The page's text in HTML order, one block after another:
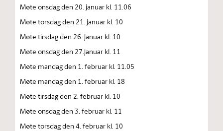
Møte onsdag den 20. januar kl. 11.06
Møte torsdag den 21. januar kl. 10
Møte tirsdag den 26. januar kl. 10
Møte onsdag den 27.januar kl. 11
Møte mandag den 1. februar kl. 11.05
Møte mandag den 1. februar kl. 18
Møte tirsdag den 2. februar kl. 10
Møte onsdag den 3. februar kl. 11
Møte torsdag den 4. februar kl. 10